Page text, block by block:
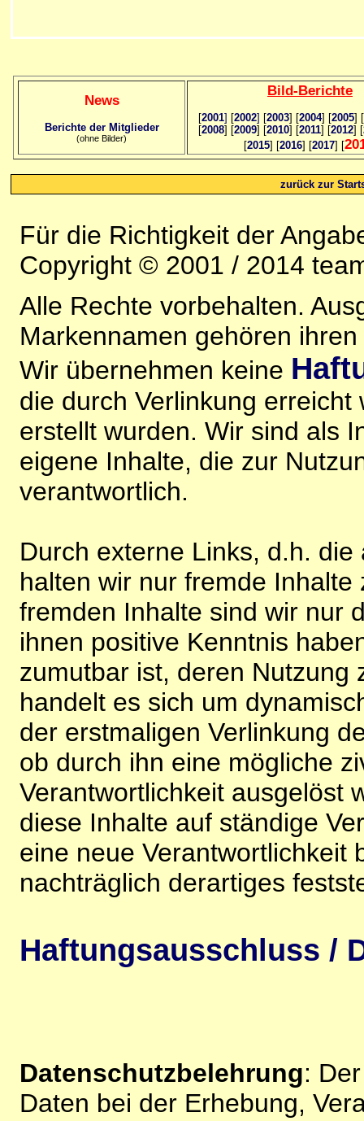
News
Berichte der Mitglieder
(ohne Bilder)
Bild-Berichte
[2001] [2002] [2003] [2004] [2005] [
[2008] [2009] [2010] [2011] [2012] [
[2015] [2016] [2017] [
zurück zur
Für die Richtigkeit der
Copyright © 2001 / 2014
Alle Rechte vorbehalten.
Markennamen gehören
Wir übernehmen keine
die durch Verlinkung
erstellt wurden. Wir sind als
eigene Inhalte, die zur
verantwortlich.
Durch externe Links, d.h.
halten wir nur fremde
fremden Inhalte sind wir nur
ihnen positive Kenntnis
zumutbar ist, deren Nutzung
handelt es sich um
der erstmaligen Verlinkung
ob durch ihn eine mögliche
Verantwortlichkeit ausgelöst
diese Inhalte auf ständige
eine neue Verantwortlichkeit
nachträglich derartiges
Haftungsausschluss /
Datenschutzbelehrung:
Daten bei der Erhebung,